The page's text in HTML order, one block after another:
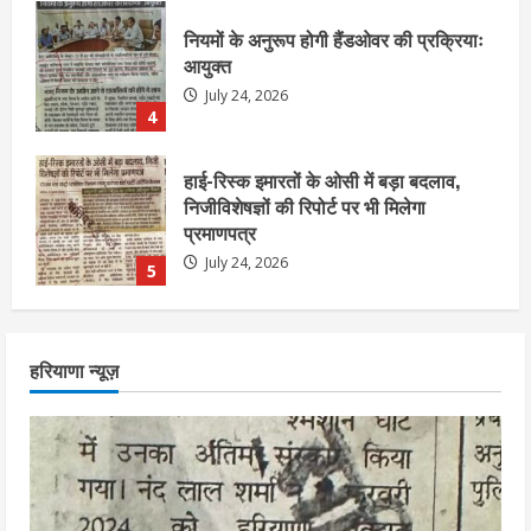
5
हाई-रिस्क इमारतों के ओसी में बड़ा बदलाव,
निजीविशेषज्ञों की रिपोर्ट पर भी मिलेगा
प्रमाणपत्र
July 24, 2026
1
एचईआरसी के अध्यक्ष नंद लाल का निधन
July 24, 2026
2
निर्धारित मानक व नियम का बारीकी से किया
हरियाणा न्यूज़